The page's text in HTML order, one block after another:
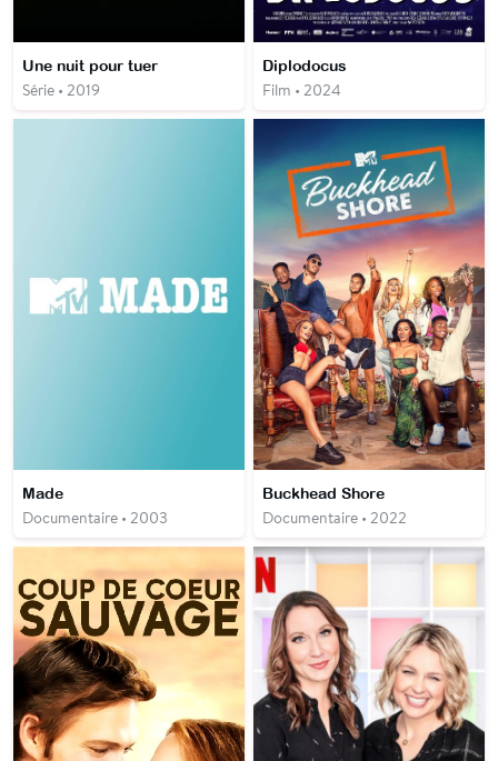
Une nuit pour tuer
Série • 2019
Diplodocus
Film • 2024
Made
Documentaire • 2003
Buckhead Shore
Documentaire • 2022